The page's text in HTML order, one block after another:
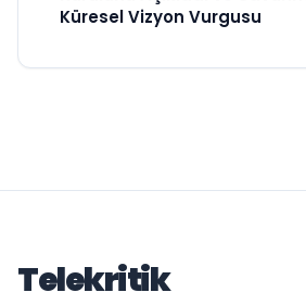
Küresel Vizyon Vurgusu
Telekritik